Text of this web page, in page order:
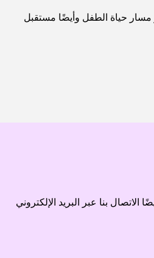
مسار حياة الطفل وأيضًا مستقبل
بنا عبر البريد الإلكتروني